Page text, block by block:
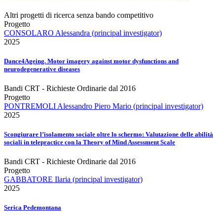
Altri progetti di ricerca senza bando competitivo
Progetto
CONSOLARO Alessandra (principal investigator)
2025
Dance4Ageing. Motor imagery against motor dysfunctions and
neurodegenerative diseases
Bandi CRT - Richieste Ordinarie dal 2016
Progetto
PONTREMOLI Alessandro Piero Mario (principal investigator)
2025
Scongiurare l’isolamento sociale oltre lo schermo: Valutazione delle abilità
sociali in telepractice con la Theory of Mind Assessment Scale
Bandi CRT - Richieste Ordinarie dal 2016
Progetto
GABBATORE Ilaria (principal investigator)
2025
Serica Pedemontana